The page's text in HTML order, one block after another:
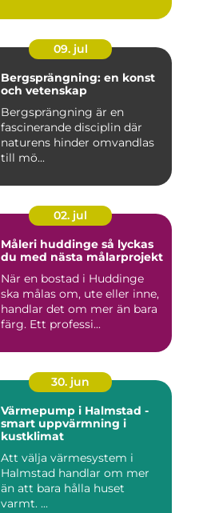
09. jul
Bergsprängning: en konst
och vetenskap
Bergsprängning är en
fascinerande disciplin där
naturens hinder omvandlas
till mö...
02. jul
Måleri huddinge så lyckas
du med nästa målarprojekt
När en bostad i Huddinge
ska målas om, ute eller inne,
handlar det om mer än bara
färg. Ett professi...
30. jun
Värmepump i Halmstad -
smart uppvärmning i
kustklimat
Att välja värmesystem i
Halmstad handlar om mer
än att bara hålla huset
varmt. ...